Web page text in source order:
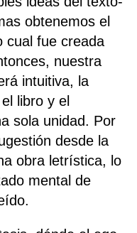
obtenemos el
cual fue creada
nuestra
intuitiva, la
libro y el
sola unidad. Por
desde la
obra letrística, lo
mental de